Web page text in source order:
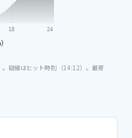
18 24
縦線はヒット時刻 （14:12）。最寄